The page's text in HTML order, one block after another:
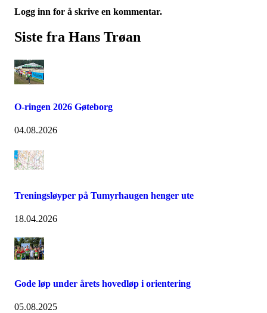
Logg inn for å skrive en kommentar.
Siste fra Hans Trøan
O-ringen 2026 Gøteborg
04.08.2026
Treningsløyper på Tumyrhaugen henger ute
18.04.2026
Gode løp under årets hovedløp i orientering
05.08.2025